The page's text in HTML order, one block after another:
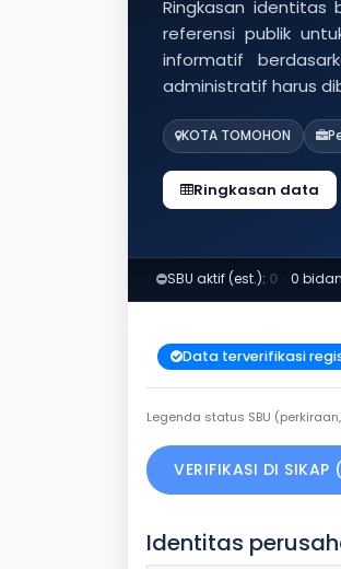
Ringkasan identitas
referensi publik
informatif
administratif harus
KOTA TOMOHON
Ringkasan data
SBU aktif (est.): 0 · 0
Data terverifikasi
Legenda status SBU
VERIFIKASI DI SIKAP
Identitas